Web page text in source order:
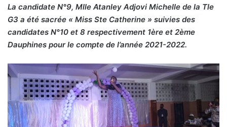
La candidate N°9, Mlle Atanley Adjovi Michelle de la Tle
G3 a été sacrée « Miss Ste Catherine » suivies des
candidates N°10 et 8 respectivement 1ère et 2ème
Dauphines pour le compte de l’année 2021-2022.